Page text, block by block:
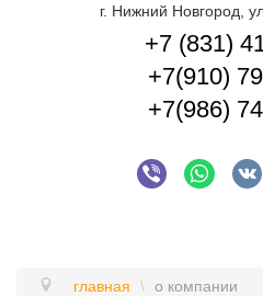
СПОСОБЫ ОПЛАТЫ
ДОП. УСЛУГИ
КОНТАКТЫ
г. Нижний Новгород,
+7 (831)
+7(910)
+7(986)
главная \ о компании